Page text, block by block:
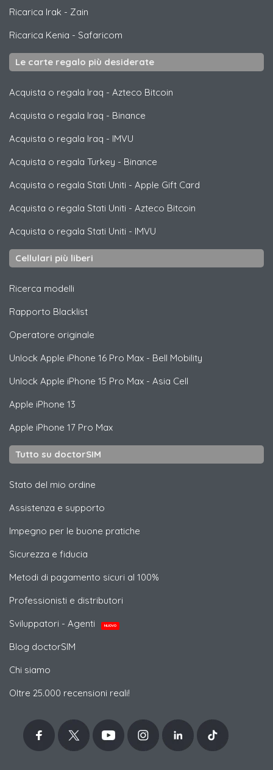
Ricarica Irak - Zain
Ricarica Kenia - Safaricom
Le carte regalo più desiderate
Acquista o regala Iraq - Azteco Bitcoin
Acquista o regala Iraq - Binance
Acquista o regala Iraq - IMVU
Acquista o regala Turkey - Binance
Acquista o regala Stati Uniti - Apple Gift Card
Acquista o regala Stati Uniti - Azteco Bitcoin
Acquista o regala Stati Uniti - IMVU
Cellulari più liberi
Ricerca modelli
Rapporto Blacklist
Operatore originale
Unlock Apple iPhone 16 Pro Max - Bell Mobility
Unlock Apple iPhone 15 Pro Max - Asia Cell
Apple iPhone 13
Apple iPhone 17 Pro Max
Tutto su doctorSIM
Stato del mio ordine
Assistenza e supporto
Impegno per le buone pratiche
Sicurezza e fiducia
Metodi di pagamento sicuri al 100%
Professionisti e distributori
Sviluppatori - Agenti
NUOVO
Blog doctorSIM
Chi siamo
Oltre 25.000 recensioni reali!